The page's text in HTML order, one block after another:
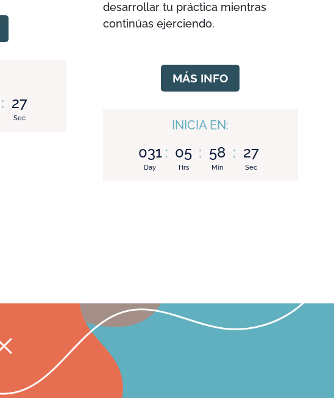
: 27
Sec
desarrollar tu práctica mientras
continúas ejerciendo.
MÁS INFO
INICIA EN:
031
Day
: 05
Hrs
: 58
Min
: 27
Sec